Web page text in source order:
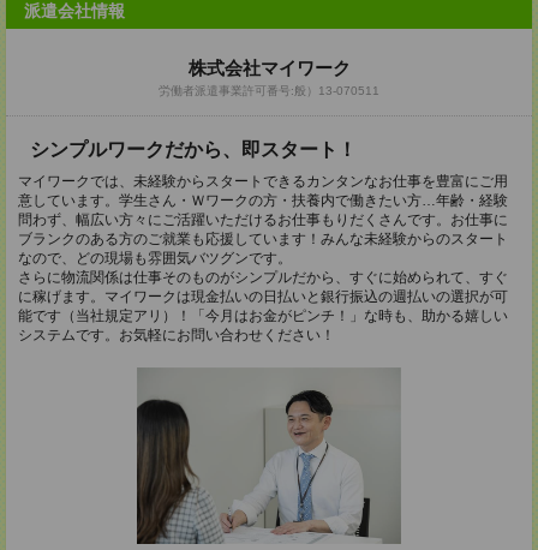
派遣会社情報
株式会社マイワーク
労働者派遣事業許可番号:般）13-070511
シンプルワークだから、即スタート！
マイワークでは、未経験からスタートできるカンタンなお仕事を豊富にご用
意しています。学生さん・Ｗワークの方・扶養内で働きたい方…年齢・経験
問わず、幅広い方々にご活躍いただけるお仕事もりだくさんです。お仕事に
ブランクのある方のご就業も応援しています！みんな未経験からのスタート
なので、どの現場も雰囲気バツグンです。
さらに物流関係は仕事そのものがシンプルだから、すぐに始められて、すぐ
に稼げます。マイワークは現金払いの日払いと銀行振込の週払いの選択が可
能です（当社規定アリ）！「今月はお金がピンチ！」な時も、助かる嬉しい
システムです。お気軽にお問い合わせください！